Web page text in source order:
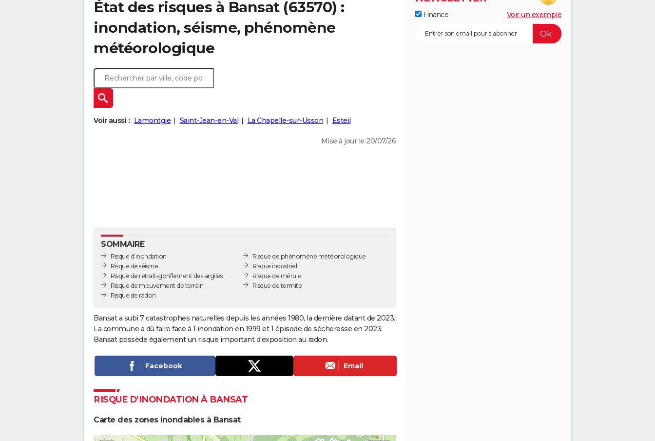
État des risques à Bansat (63570) :
inondation, séisme, phénomène
météorologique
Voir aussi : Lamontgie Saint-Jean-en-Val La Chapelle-sur-Usson Esteil
Mise à jour le 20/07/26
SOMMAIRE
Risque d’inondation
Risque de séisme
Risque de retrait-gonflement des argiles
Risque de mouvement de terrain
Risque de radon
Risque de phénomène météorologique
Risque industriel
Risque de mérule
Risque de termite
Bansat a subi 7 catastrophes naturelles depuis les années 1980, la dernière datant de 2023.
La commune a dû faire face à 1 inondation en 1999 et 1 épisode de sécheresse en 2023.
Bansat possède également un risque important d'exposition au radon.
Facebook Email
RISQUE D’INONDATION À BANSAT
Carte des zones inondables à Bansat
Finance Voir un exemple